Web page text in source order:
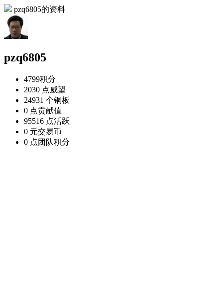
pzq6805的资料
pzq6805
4799积分
2030 点威望
24931 个铜板
0 点贡献值
95516 点活跃
0 元交易币
0 点团队积分